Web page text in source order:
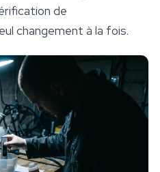
de
changement à la fois.